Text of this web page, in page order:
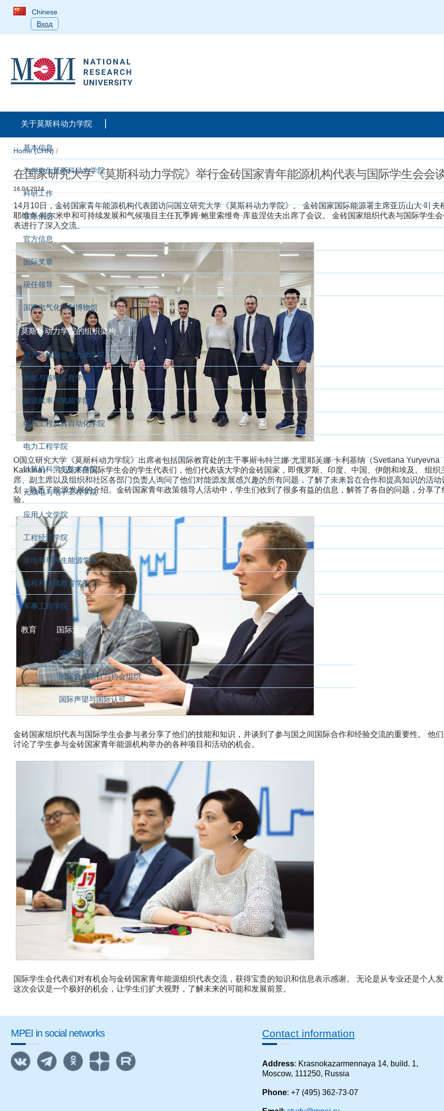
Chinese
Вход
关于莫斯科动力学院
基本信息
为何称为莫斯科动力学院
科研工作
联系信息
官方信息
国际奖章
现任领导
国家电气化计划博物馆
莫斯科动力学院的组织架构
动力机械制造与力学学院
热能与核电工程学院
能源效率与氢能学院
电气工程及其自动化学院
电力工程学院
计算机科学与技术学院
无线电与电子工程学院
应用人文学院
工程经济学院
水电和可再生能源学院
远程和继续教育学院
军事工程学院
教育 国际活动
国际合作
国际合作项目与协会组织
国际声望与国际认可
Home (CHN) /
在国家研究大学《莫斯科动力学院》举行金砖国家青年能源机构代表与国际学生会会
16.04.2024
14月10日，金砖国家青年能源机构代表团访问国立研究大学《莫斯科动力学院》。 金砖国家国际能源署主席亚历山大·叶夫
耶维奇·科尔米申和可持续发展和气候项目主任瓦季姆·鲍里索维奇·库兹涅佐夫出席了会议。 金砖国家组织代表与国际学生
表进行了深入交流。
О国立研究大学《莫斯科动力学院》出席者包括国际教育处的主干事斯韦特兰娜·尤里耶芙娜·卡利基纳（Svetlana Yuryevna
Kalikina），以及来自国际学生会的学生代表们，他们代表该大学的金砖国家，即俄罗斯、印度、中国、伊朗和埃及。 组织
席、副主席以及组织和社区各部门负责人询问了他们对能源发展感兴趣的所有问题，了解了未来旨在合作和提高知识的活动
划，熟悉了能源发展的介绍。金砖国家青年政策领导人活动中，学生们收到了很多有益的信息，解答了各自的问题，分享了
验。
金砖国家组织代表与国际学生会参与者分享了他们的技能和知识，并谈到了参与国之间国际合作和经验交流的重要性。 他
讨论了学生参与金砖国家青年能源机构举办的各种项目和活动的机会。
国际学生会代表们对有机会与金砖国家青年能源组织代表交流，获得宝贵的知识和信息表示感谢。 无论是从专业还是个人
这次会议是一个极好的机会，让学生们扩大视野，了解未来的可能和发展前景。 ​​​
MPEI in social networks Contact information
Address: Krasnokazarmennaya 14, build. 1,
Moscow, 111250, Russia
Phone: +7 (495) 362-73-07